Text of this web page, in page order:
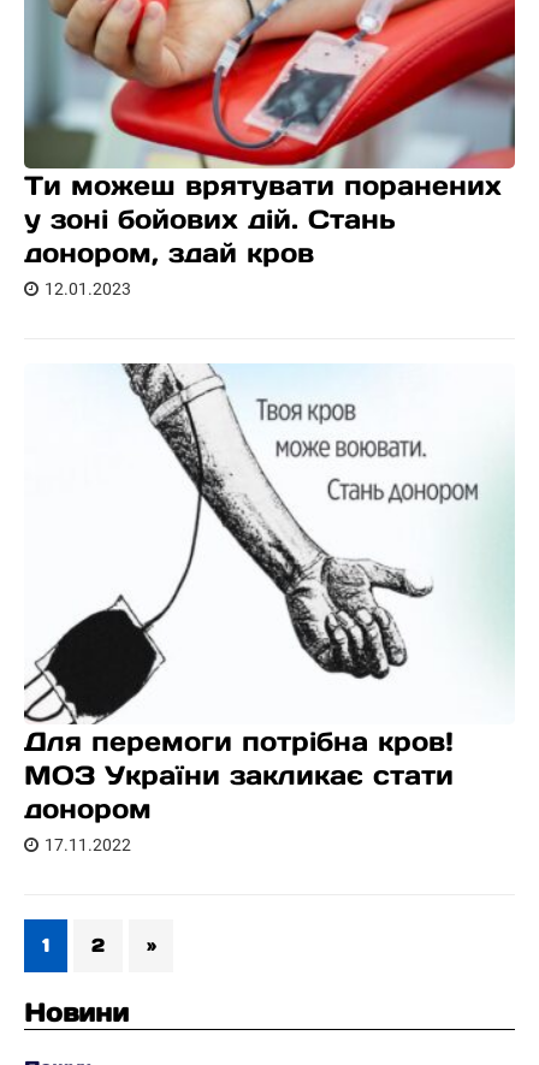
Ти можеш врятувати поранених
у зоні бойових дій. Стань
донором, здай кров
12.01.2023
Для перемоги потрібна кров!
МОЗ України закликає стати
донором
17.11.2022
1 2 »
Новини